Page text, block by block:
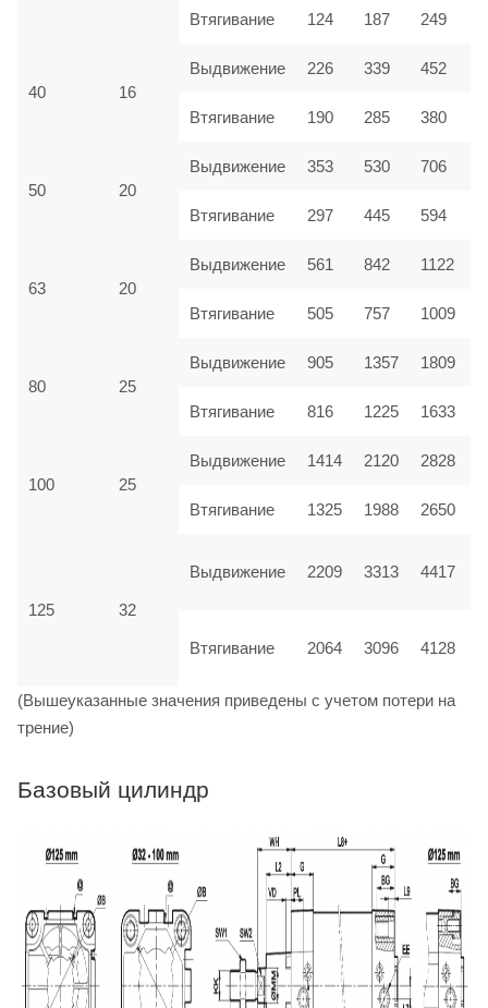
Втягивание
124 187 249
40 16
Выдвижение 226 339 452
Втягивание 190 285 380
50 20
Выдвижение 353 530 706
Втягивание 297 445 594
63 20
Выдвижение 561 842 1122
Втягивание 505 757 1009
80 25
Выдвижение 905 1357 1809
Втягивание 816 1225 1633
100 25
Выдвижение 1414 2120 2828
Втягивание 1325 1988 2650
125 32
Выдвижение 2209 3313 4417
Втягивание 2064 3096 4128
(Вышеуказанные значения приведены с учетом потери на
трение)
Базовый цилиндр